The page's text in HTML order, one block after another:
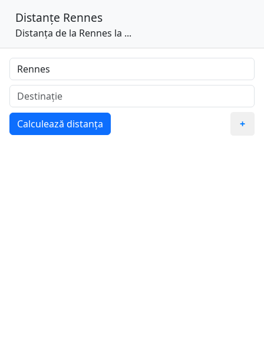
Distanțe Rennes
Distanța de la Rennes la ...
Calculează distanța +